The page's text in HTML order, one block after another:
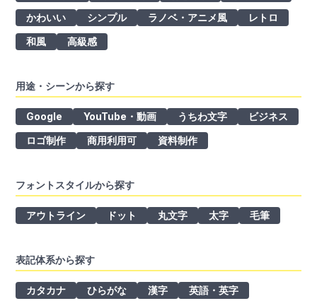
かわいい
シンプル ラノベ・アニメ風
レトロ
和風
高級感
用途・シーンから探す
Google YouTube・動画 うちわ文字
ビジネス
ロゴ制作
商用利用可 資料制作
フォントスタイルから探す
アウトライン ドット 丸文字 太字 毛筆
表記体系から探す
カタカナ ひらがな 漢字 英語・英字